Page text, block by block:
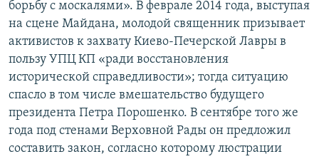
борьбу с москалями». В феврале 2014 года, выступая
на сцене Майдана, молодой священник призывает
активистов к захвату Киево-Печерской Лавры в
пользу УПЦ КП «ради восстановления
исторической справедливости»; тогда ситуацию
спасло в том числе вмешательство будущего
президента Петра Порошенко. В сентябре того же
года под стенами Верховной Рады он предложил
составить закон, согласно которому люстрации